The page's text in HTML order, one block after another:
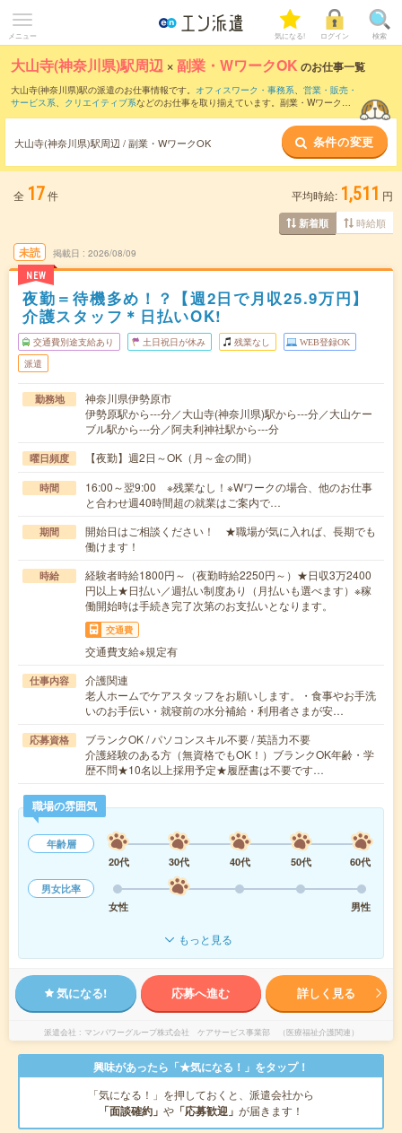
メニュー 気になる! ログイン 検索
大山寺(神奈川県)駅周辺 ×副業・WワークOK のお仕事一覧
大山寺(神奈川県)駅の派遣のお仕事情報です。 オフィスワーク・事務系、 営業・販売・
サービス系、 クリエイティブ系などのお仕事を取り揃えています。副業・WワークOK
大山寺(神奈川県)駅周辺 / 副業・WワークOK 条件の変更
全 17件 平均時給: 1,511 円
新着順 時給順
未読
NEW
掲載日 2026/08/09
夜勤＝待機多め！？【週2日で月収25.9万円】
介護スタッフ＊日払いOK!
交通費別途支給あり 土日祝日が休み 残業なし WEB登録OK
派遣
勤務地
神奈川県伊勢原市
伊勢原駅から---分／大山寺(神奈川県)駅から---分／大山ケー
ブル駅から---分／阿夫利神社駅から---分
曜日頻度 【夜勤】週2日～OK（月～金の間）
時間
16:00～翌9:00 ※残業なし！※Wワークの場合、他のお仕事
と合わせ週40時間超の就業はご案内で…
期間
開始日はご相談ください！ ★職場が気に入れば、長期でも
働けます！
時給
経験者時給1800円～（夜勤時給2250円～）★日収3万2400
円以上★日払い／週払い制度あり（月払いも選べます）※稼
働開始時は手続き完了次第のお支払いとなります。
交通費
交通費支給※規定有
仕事内容
介護関連
老人ホームでケアスタッフをお願いします。・食事やお手洗
いのお手伝い・就寝前の水分補給・利用者さまが安…
応募資格
ブランクOK / パソコンスキル不要 / 英語力不要
介護経験のある方（無資格でもOK！）ブランクOK年齢・学
歴不問★10名以上採用予定★履歴書は不要です…
職場の雰囲気
年齢層
20代
30代 40代 50代
60代
男女比率
女性
男性
もっと見る
気になる! 応募へ進む 詳しく見る
派遣会社 マンパワーグループ株式会社 ケアサービス事業部 （医療福祉介護関連）
興味があったら「★気になる！」をタップ！
「気になる！」を押しておくと、派遣会社から
「面談確約」 や 「応募歓迎」 が届きます！